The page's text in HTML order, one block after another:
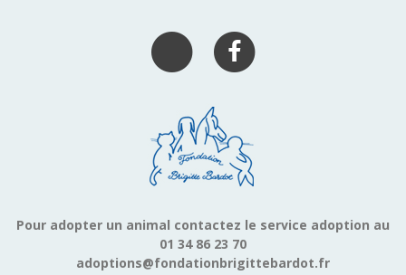
Pour adopter un animal contactez le service adoption au
01 34 86 23 70
adoptions@fondationbrigittebardot.fr